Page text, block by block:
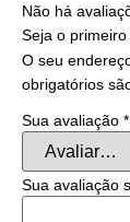
Não há
Seja o primeiro
O seu
obrigatórios
Sua avaliação *
Sua avaliação